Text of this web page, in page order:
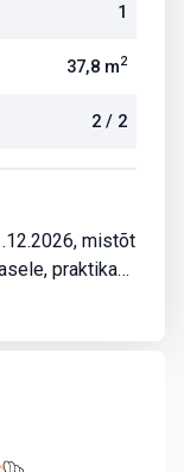
1
37,8 m2
2 / 2
mistõt
praktikan
mõn
lahenduse:)